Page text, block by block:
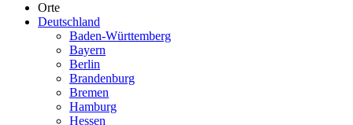
Orte
Deutschland
Baden-Württemberg
Bayern
Berlin
Brandenburg
Bremen
Hamburg
Hessen